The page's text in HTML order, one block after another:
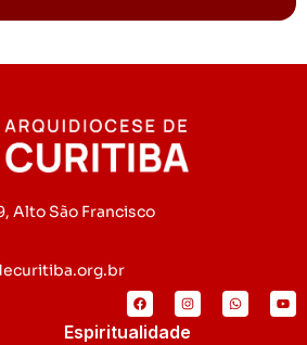
Alto São Francisco
Espiritualidade